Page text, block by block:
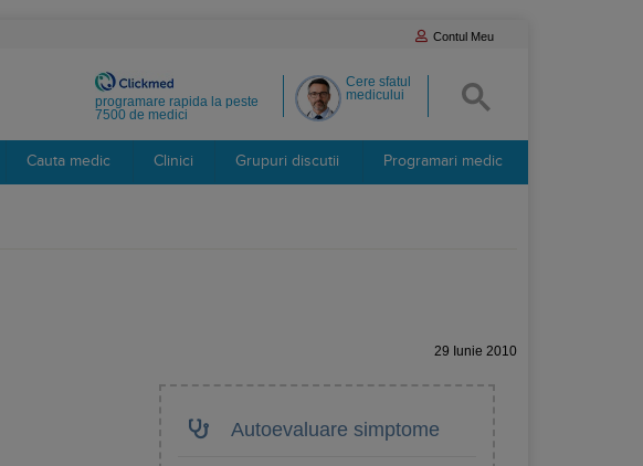
Contul Meu
Cere sfatul
medicului
programare rapida la peste
7500 de medici
Cauta medic Clinici Grupuri discutii Programari medic
29 Iunie 2010
Autoevaluare simptome